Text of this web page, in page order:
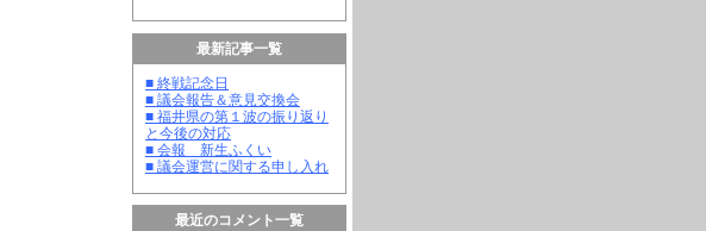
最新記事一覧
■ 終戦記念日
■ 議会報告＆意見交換会
■ 福井県の第１波の振り返り
と今後の対応
■ 会報 新生ふくい
■ 議会運営に関する申し入れ
最近のコメント一覧